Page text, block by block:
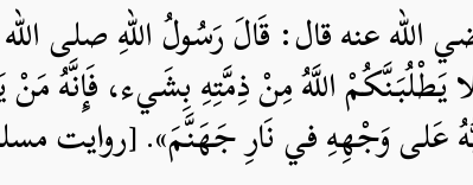
الله عنه قال: قَالَ رَسُولُ اللهِ صلی
يَطْلُبَنَّكُمْ اللَّهُ مِنْ ذِمَّتِهِ بِشَيء، فَإِنَّهُ
عَلى وَجْهِهِ في نَارِ جَهَنَّمَ». [روایت